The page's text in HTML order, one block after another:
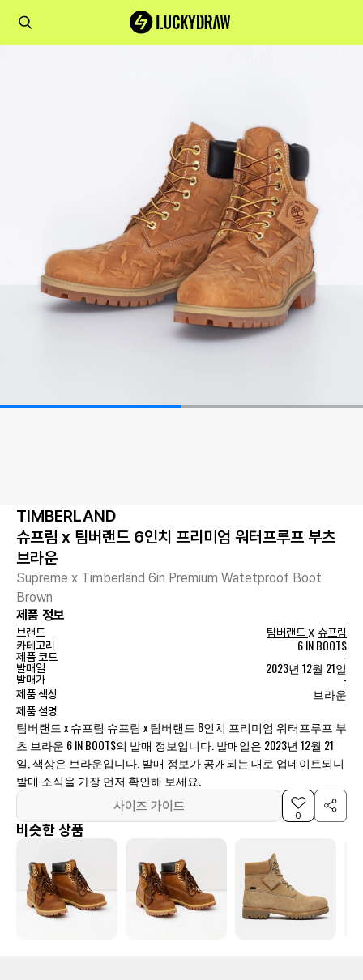
TIMBERLAND
슈프림 x 팀버랜드 6인치 프리미엄 워터프루프 부츠
브라운
Supreme x Timberland 6in Premium Watetproof Boot
Brown
제품 정보
브랜드 팀버랜드x 슈프림
카테고리
6 IN BOOTS
제품 코드 -
발매일 2023년 12월 21일
발매가 -
제품 색상 브라운
제품 설명
팀버랜드 x 슈프림 슈프림 x 팀버랜드 6인치 프리미엄 워터프루프 부
츠 브라운 6 IN BOOTS의 발매 정보입니다. 발매일은 2023년 12월 21
일, 색상은 브라운입니다. 발매 정보가 공개되는 대로 업데이트되니
발매 소식을 가장 먼저 확인해 보세요.
사이즈 가이드
0
비슷한 상품